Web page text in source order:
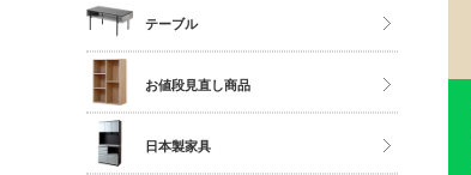
デスク
サイドチェスト
テーブル
センターテーブル
サイドテーブル
お値段見直し商品
日本製家具